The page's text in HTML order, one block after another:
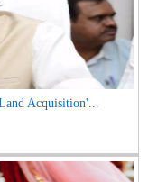
Acquisition'...